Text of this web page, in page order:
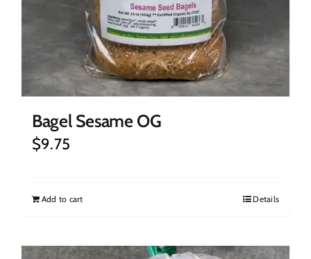
Bagel Sesame OG
$9.75
Add to cart Details